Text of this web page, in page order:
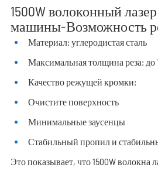
1500W волоконный
машины-Возможность
Материал: углеродистая сталь
Максимальная толщина реза: до
Качество режущей кромки:
Очистите поверхность
Минимальные заусенцы
Стабильный пропил и
Это показывает, что 1500W волокна